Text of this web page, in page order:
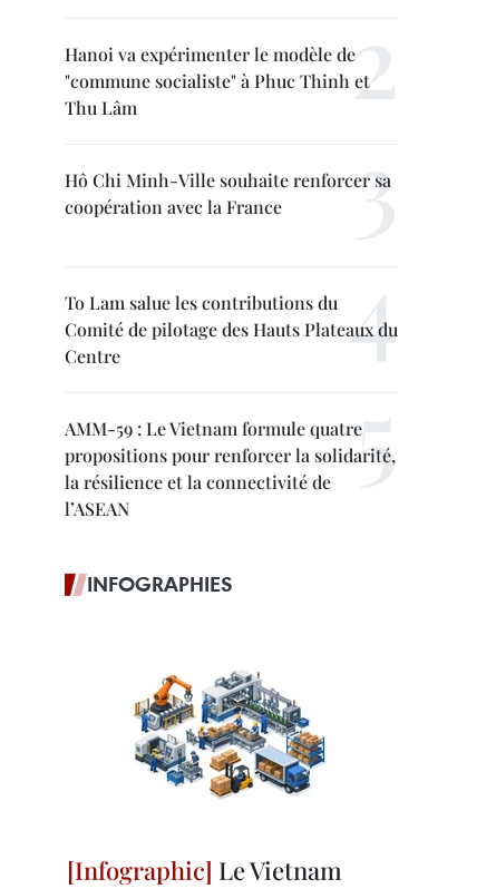
Hanoi va expérimenter le modèle de
"commune socialiste" à Phuc Thinh et
Thu Lâm
Hô Chi Minh-Ville souhaite renforcer sa
coopération avec la France
To Lam salue les contributions du
Comité de pilotage des Hauts Plateaux du
Centre
AMM-59 : Le Vietnam formule quatre
propositions pour renforcer la solidarité,
la résilience et la connectivité de
l’ASEAN
INFOGRAPHIES
Le Vietnam